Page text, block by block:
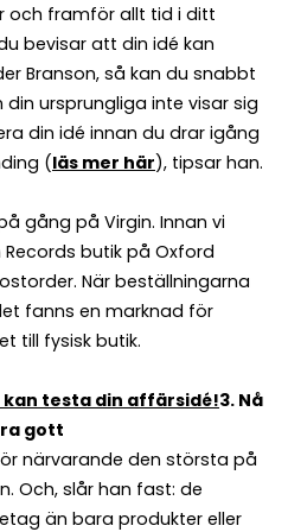
och framför allt tid i ditt
bevisar att din idé kan
Branson, så kan du snabbt
ursprungliga inte visar sig
din idé innan du drar igång
(läs mer här), tipsar han.
gång på Virgin. Innan vi
butik på Oxford
När beställningarna
fanns en marknad för
till fysisk butik.
kan testa din affärsidé!3. Nå
gott
närvarande den största på
Och, slår han fast: de
än bara produkter eller